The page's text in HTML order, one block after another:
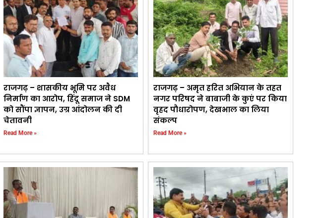
राजगढ़ – शासकीय भूमि पर अवैध
निर्माण का आरोप, हिंदू समाज ने SDM
को सौंपा ज्ञापन, उग्र आंदोलन की दी
चेतावनी
Read More »
राजगढ़ – अमृत हरित अभियान के तहत
नगर परिषद ने बाबाजी के कुएं पर किया
वृहद पौधारोपण, देखभाल का लिया
संकल्प
Read More »